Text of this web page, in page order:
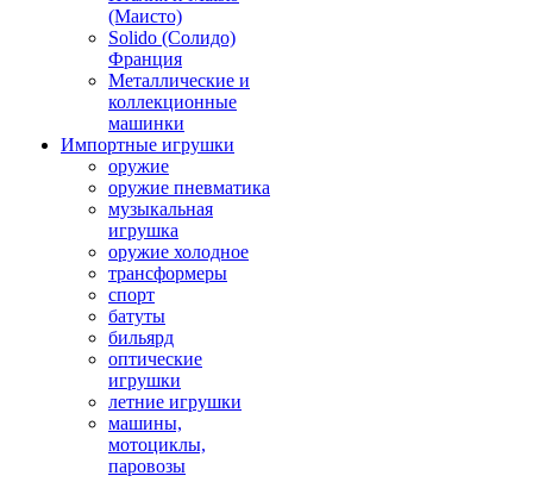
(Маисто)
Solido (Солидо)
Франция
Металлические и
коллекционные
машинки
Импортные игрушки
оружие
оружие пневматика
музыкальная
игрушка
оружие холодное
трансформеры
спорт
батуты
бильярд
оптические
игрушки
летние игрушки
машины,
мотоциклы,
паровозы